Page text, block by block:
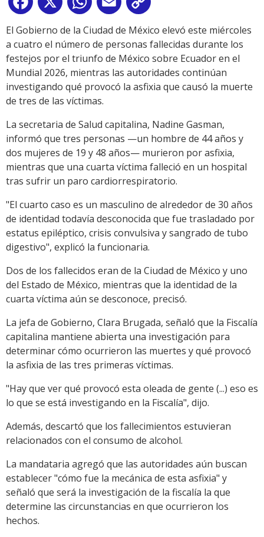
Facebook
X WhatsApp
Email
Link
El Gobierno de la Ciudad de México elevó este miércoles
a cuatro el número de personas fallecidas durante los
festejos por el triunfo de México sobre Ecuador en el
Mundial 2026, mientras las autoridades continúan
investigando qué provocó la asfixia que causó la muerte
de tres de las víctimas.
La secretaria de Salud capitalina, Nadine Gasman,
informó que tres personas —un hombre de 44 años y
dos mujeres de 19 y 48 años— murieron por asfixia,
mientras que una cuarta víctima falleció en un hospital
tras sufrir un paro cardiorrespiratorio.
"El cuarto caso es un masculino de alrededor de 30 años
de identidad todavía desconocida que fue trasladado por
estatus epiléptico, crisis convulsiva y sangrado de tubo
digestivo", explicó la funcionaria.
Dos de los fallecidos eran de la Ciudad de México y uno
del Estado de México, mientras que la identidad de la
cuarta víctima aún se desconoce, precisó.
La jefa de Gobierno, Clara Brugada, señaló que la Fiscalía
capitalina mantiene abierta una investigación para
determinar cómo ocurrieron las muertes y qué provocó
la asfixia de las tres primeras víctimas.
"Hay que ver qué provocó esta oleada de gente (...) eso es
lo que se está investigando en la Fiscalía", dijo.
Además, descartó que los fallecimientos estuvieran
relacionados con el consumo de alcohol.
La mandataria agregó que las autoridades aún buscan
establecer "cómo fue la mecánica de esta asfixia" y
señaló que será la investigación de la fiscalía la que
determine las circunstancias en que ocurrieron los
hechos.